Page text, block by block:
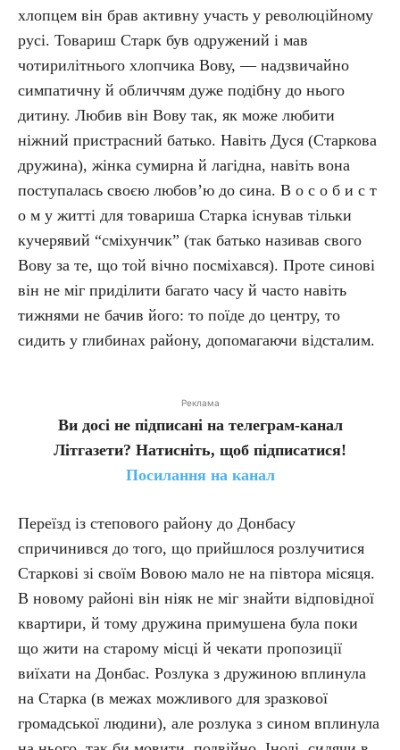
хлопцем він брав активну участь у революційному
русі. Товариш Старк був одружений і мав
чотирилітнього хлопчика Вову, — надзвичайно
симпатичну й обличчям дуже подібну до нього
дитину. Любив він Вову так, як може любити
ніжний пристрасний батько. Навіть Дуся (Старкова
дружина), жінка сумирна й лагідна, навіть вона
поступалась своєю любов’ю до сина. В о с о б и с т
о м у житті для товариша Старка існував тільки
кучерявий “сміхунчик” (так батько називав свого
Вову за те, що той вічно посміхався). Проте синові
він не міг приділити багато часу й часто навіть
тижнями не бачив його: то поїде до центру, то
сидить у глибинах району, допомагаючи відсталим.
Реклама
Ви досі не підписані на телеграм-канал
Літгазети? Натисніть, щоб підписатися!
Посилання на канал
Переїзд із степового району до Донбасу
спричинився до того, що прийшлося розлучитися
Старкові зі своїм Вовою мало не на півтора місяця.
В новому районі він ніяк не міг знайти відповідної
квартири, й тому дружина примушена була поки
що жити на старому місці й чекати пропозиції
виїхати на Донбас. Розлука з дружиною вплинула
на Старка (в межах можливого для зразкової
громадської людини), але розлука з сином вплинула